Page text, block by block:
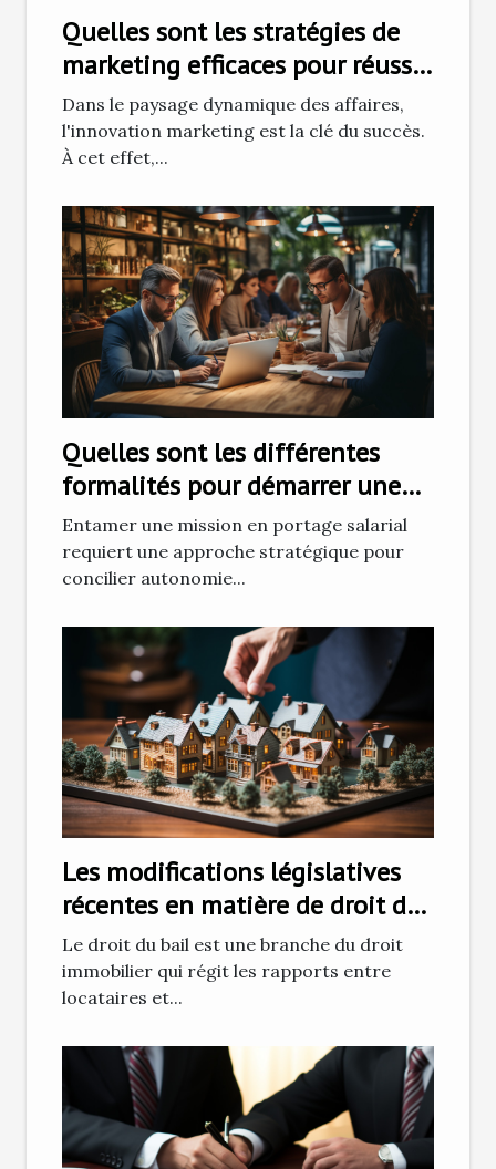
Quelles sont les stratégies de
marketing efficaces pour réussir
à fidéliser les clients ?
Dans le paysage dynamique des affaires,
l'innovation marketing est la clé du succès.
À cet effet,...
Quelles sont les différentes
formalités pour démarrer une
mission en portage salarial ?
Entamer une mission en portage salarial
requiert une approche stratégique pour
concilier autonomie...
Les modifications législatives
récentes en matière de droit du
bail et leurs impacts sur les
locataires
Le droit du bail est une branche du droit
immobilier qui régit les rapports entre
locataires et...